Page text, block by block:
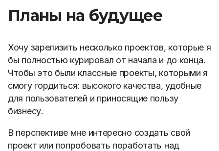
Планы на будущее
Хочу зарелизить несколько проектов, которые я
бы полностью курировал от начала и до конца.
Чтобы это были классные проекты, которыми я
смогу гордиться: высокого качества, удобные
для пользователей и приносящие пользу
бизнесу.
В перспективе мне интересно создать свой
проект или попробовать поработать над